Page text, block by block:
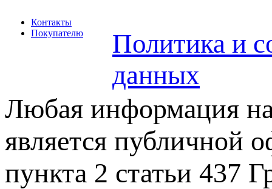
Контакты
Покупателю
Политика и
данных
Любая информация на
является публичной
пункта 2 статьи 437